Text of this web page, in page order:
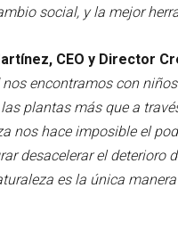
social, y la mejor
CEO y Director
nos encontramos con
plantas más que a
nos hace imposible el
desacelerar el deterioro
es la única